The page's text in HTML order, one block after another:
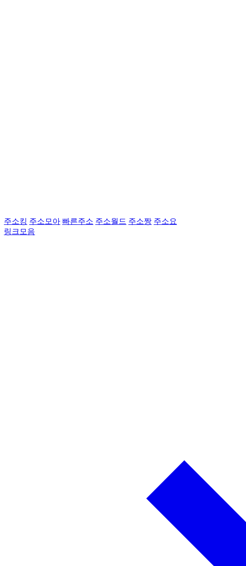
주소킹 주소모아 빠른주소 주소월드 주소짱 주소요
링크모음